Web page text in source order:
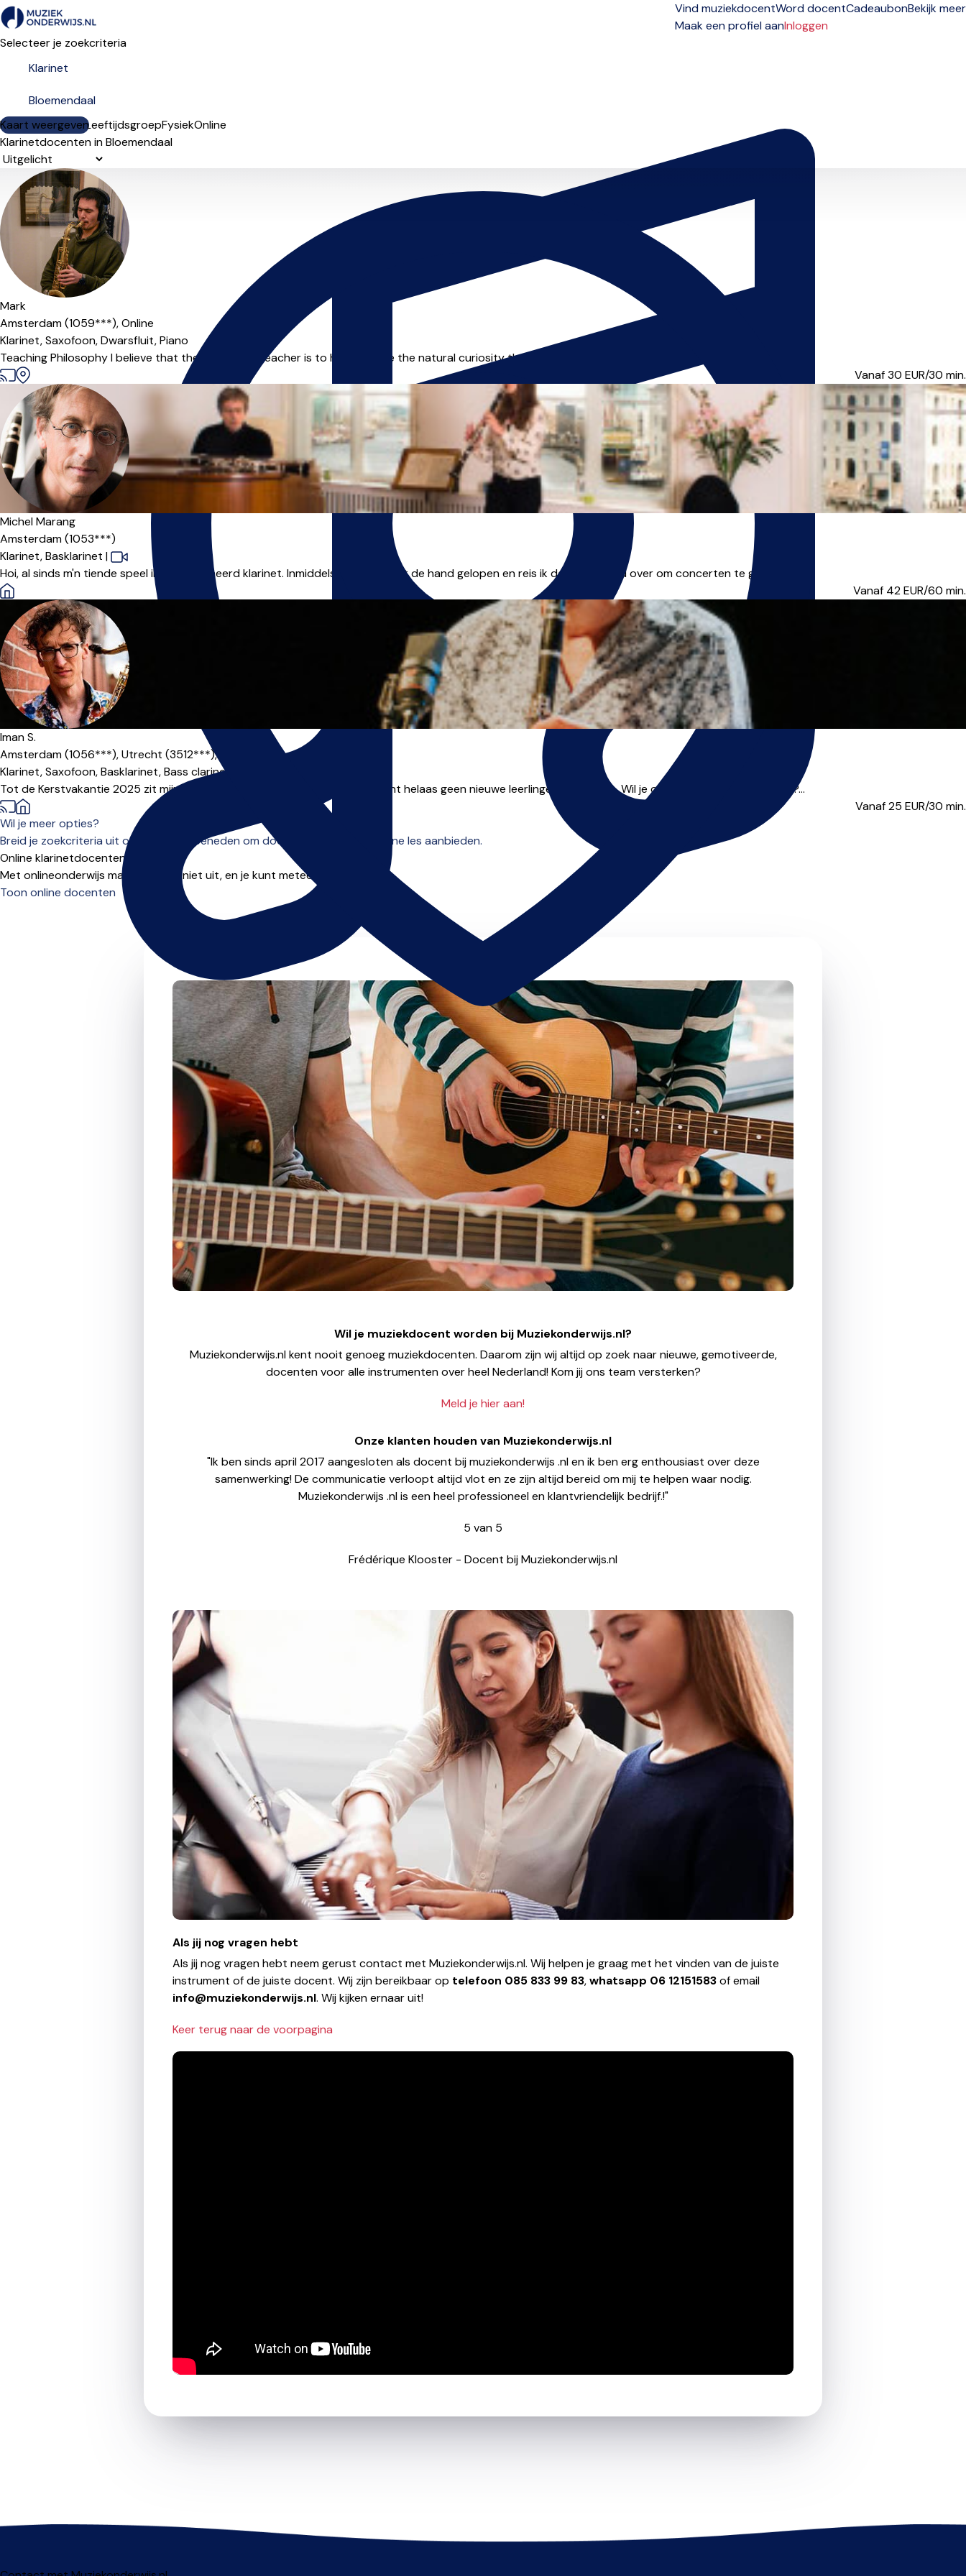
Vind muziekdocentWord docentCadeaubonBekijk meer
Maak een profiel aanInloggen
Selecteer je zoekcriteria
Kaart weergeven
LesdagenNiveauLeeftijdsgroepFysiekOnline
Klarinetdocenten in Bloemendaal
Sorteervolgorde
Mark
Amsterdam (1059***),Online
Klarinet,Saxofoon,Dwarsfluit,Piano
Teaching Philosophy I believe that the role of the teacher is to help nurture the natural curiosity that we all have within us. When that curiosity ca...
Vanaf 30 EUR/30 min.
Michel Marang
Amsterdam (1053***)
Klarinet,Basklarinet |
Hoi, al sinds m'n tiende speel ik gepassioneerd klarinet. Inmiddels is dat flink uit de hand gelopen en reis ik de hele wereld over om concerten te ge...
Vanaf 42EUR/60 min.
Iman S.
Amsterdam (1056***),Utrecht (3512***),
Klarinet,Saxofoon,Basklarinet,Bass clarinet
Tot de Kerstvakantie 2025 zit mijn lesgeefrooster VOL. Ik kan op dit moment helaas geen nieuwe leerlingen aannemen. Wil je op de wachtlijst voor 2026?...
Vanaf 25 EUR/30 min.
Wil je meer opties?
Breid je zoekcriteria uit of scroll naar beneden om docenten te zien die online les aanbieden.
Online klarinetdocenten
Met onlineonderwijs maakt locatie niet uit, en je kunt meteen beginnen.
Toon online docenten
Wil je muziekdocent worden bij Muziekonderwijs.nl?
Muziekonderwijs.nl kent nooit genoeg muziekdocenten. Daarom zijn wij altijd op zoek naar nieuwe, gemotiveerde,
docenten voor alle instrumenten over heel Nederland! Kom jij ons team versterken?
Meld je hier aan!
Onze klanten houden van Muziekonderwijs.nl
"Ik ben sinds april 2017 aangesloten als docent bij muziekonderwijs .nl en ik ben erg enthousiast over deze
samenwerking! De communicatie verloopt altijd vlot en ze zijn altijd bereid om mij te helpen waar nodig.
Muziekonderwijs .nl is een heel professioneel en klantvriendelijk bedrijf.!"
5 van 5
Frédérique Klooster - Docent bij Muziekonderwijs.nl
Als jij nog vragen hebt
Als jij nog vragen hebt neem gerust contact met Muziekonderwijs.nl. Wij helpen je graag met het vinden van de juiste
instrument of de juiste docent. Wij zijn bereikbaar op telefoon 085 833 99 83,whatsapp 06 12151583of email
info@muziekonderwijs.nl. Wij kijken ernaar uit!
Keer terug naar de voorpagina